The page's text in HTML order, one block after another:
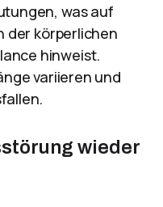
was auf
der körperlichen
hinweist.
variieren und
wieder